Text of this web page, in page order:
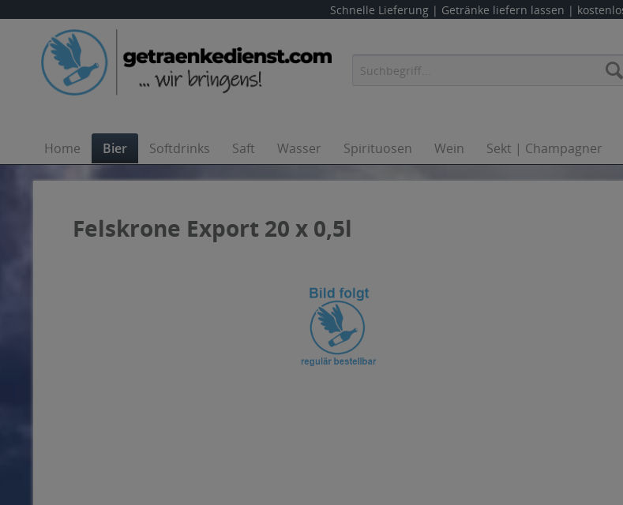
Schnelle Lieferung | Getränke liefern lassen |
Home Bier Softdrinks Saft Wasser Spirituosen Wein Sekt | Champagner
Felskrone Export 20 x 0,5l